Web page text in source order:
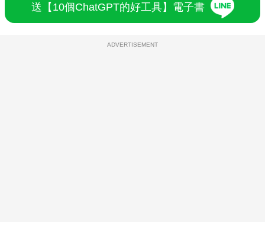
送【10個ChatGPT的好工具】電子書
ADVERTISEMENT